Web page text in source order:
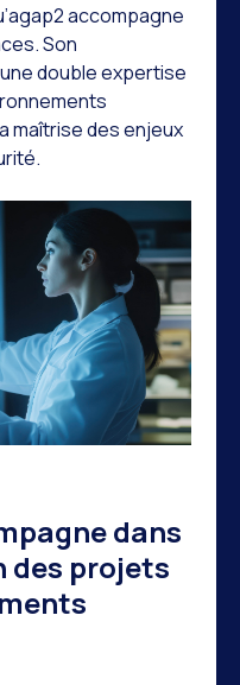
accompagne
Son
double expertise
maîtrise des enjeux
dans
projets